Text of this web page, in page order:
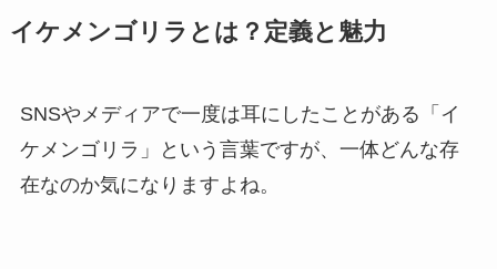
イケメンゴリラとは？定義と魅力
SNSやメディアで一度は耳にしたことがある「イ
ケメンゴリラ」という言葉ですが、一体どんな存
在なのか気になりますよね。